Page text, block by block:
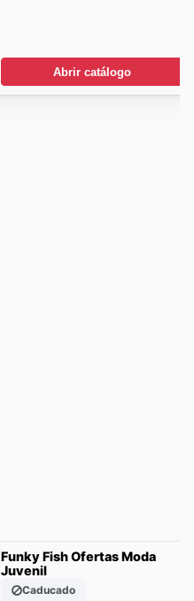
Abrir catálogo
Funky Fish Ofertas Moda
Juvenil
Caducado